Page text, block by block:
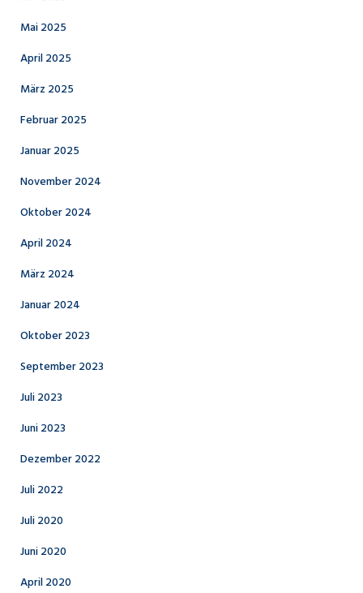
Mai 2025
April 2025
März 2025
Februar 2025
Januar 2025
November 2024
Oktober 2024
April 2024
März 2024
Januar 2024
Oktober 2023
September 2023
Juli 2023
Juni 2023
Dezember 2022
Juli 2022
Juli 2020
Juni 2020
April 2020